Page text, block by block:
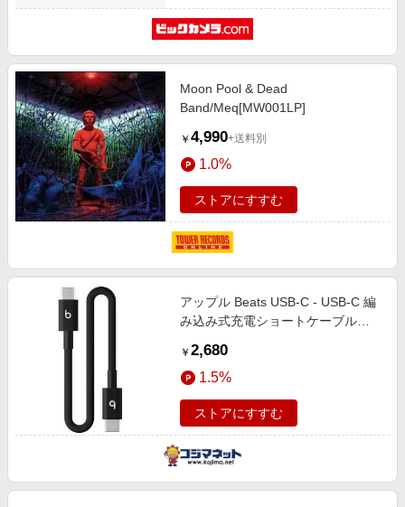
旅行・レジャー・ホテル予約
生活・お役立ち
金融・マネー・保険
デジタルコンテンツ
ビジネス・その他サービス
わくわく夏特集
とことん買い物チャレンジ
Apple公式サイト×楽天カード分割払い
Qoo10メガポ
Samsung ボーナスキャンペーン
週末の高還元 夏の長期版
Moon Pool & Dead
Band/Meq[MW001LP]
￥ 4,990+送料別
1.0%
ストアにすすむ
アップル Beats USB-C - USB-C 編
み込み式充電ショートケーブル
MEQ94PA/A
￥ 2,680
1.5%
ストアにすすむ